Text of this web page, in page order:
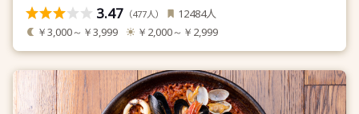
3.47 （477人） 12484人
￥3,000～￥3,999 ￥2,000～￥2,999